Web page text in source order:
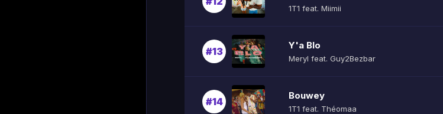
1T1 feat. Miimii
#13
Y'a Blo
Meryl feat. Guy2Bezbar
#14
Bouwey
1T1 feat. Théomaa